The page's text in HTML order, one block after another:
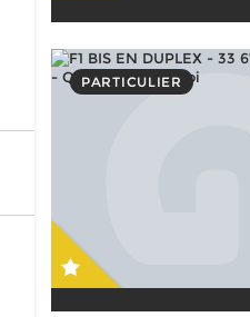
PARTICULIER